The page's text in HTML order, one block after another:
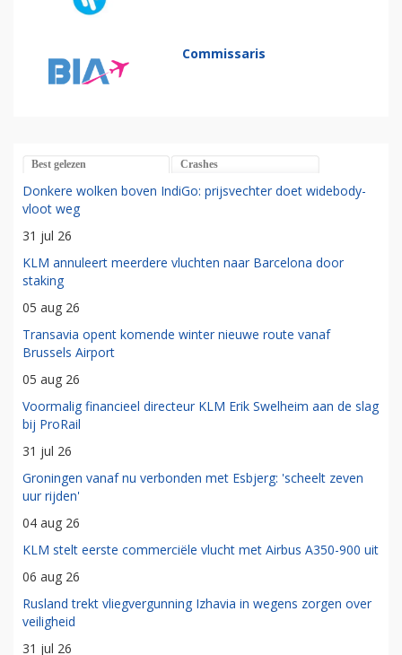
Commissaris
Best gelezen Crashes
Donkere wolken boven IndiGo: prijsvechter doet widebody-
vloot weg
31 jul 26
KLM annuleert meerdere vluchten naar Barcelona door
staking
05 aug 26
Transavia opent komende winter nieuwe route vanaf
Brussels Airport
05 aug 26
Voormalig financieel directeur KLM Erik Swelheim aan de slag
bij ProRail
31 jul 26
Groningen vanaf nu verbonden met Esbjerg: 'scheelt zeven
uur rijden'
04 aug 26
KLM stelt eerste commerciële vlucht met Airbus A350-900 uit
06 aug 26
Rusland trekt vliegvergunning Izhavia in wegens zorgen over
veiligheid
31 jul 26